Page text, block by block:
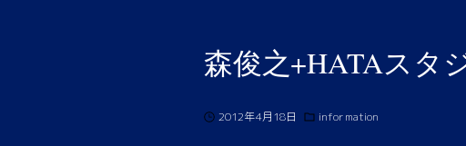
森俊之+HATAスタ
2012年4月18日 information